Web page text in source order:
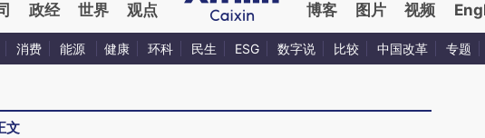
政经 世界 观点 博客 图片 视频
消费 能源 健康 环科 民生 ESG 数字说 比较 中国改革 专题
文